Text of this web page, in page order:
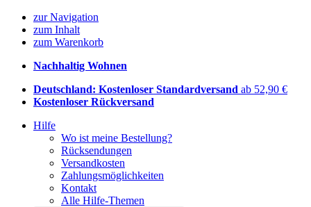
zur Navigation
zum Inhalt
zum Warenkorb
Nachhaltig Wohnen
Deutschland: Kostenloser Standardversand ab 52,90 €
Kostenloser Rückversand
Hilfe
Wo ist meine Bestellung?
Rücksendungen
Versandkosten
Zahlungsmöglichkeiten
Kontakt
Alle Hilfe-Themen